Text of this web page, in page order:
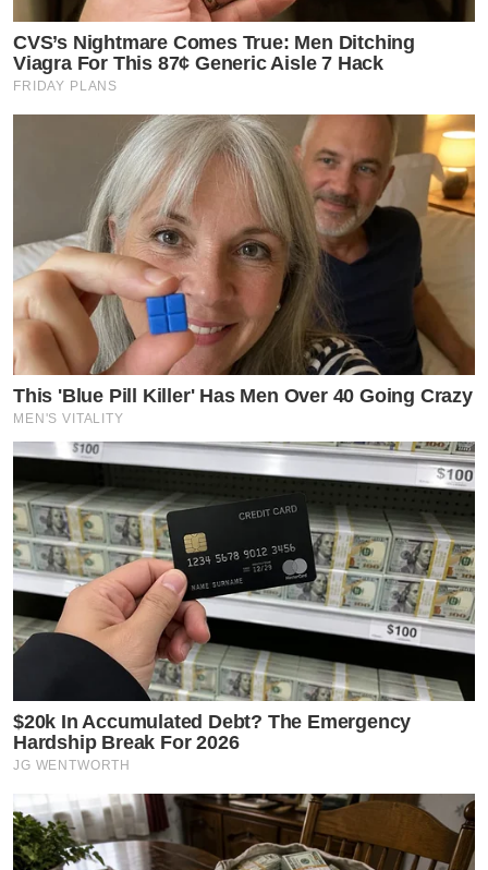
CVS’s Nightmare Comes True: Men Ditching
Viagra For This 87¢ Generic Aisle 7 Hack
FRIDAY PLANS
This 'Blue Pill Killer' Has Men Over 40 Going Crazy
MEN'S VITALITY
$20k In Accumulated Debt? The Emergency
Hardship Break For 2026
JG WENTWORTH